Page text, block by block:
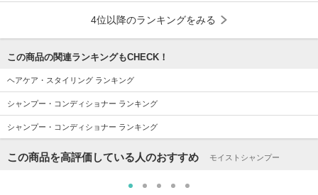
4位以降のランキングをみる
この商品の関連ランキングもCHECK！
ヘアケア・スタイリング ランキング
シャンプー・コンディショナー ランキング
シャンプー・コンディショナー ランキング
この商品を高評価している人のおすすめ モイストシャンプー